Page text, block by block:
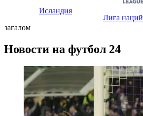
Исландия
Лига наций
загалом
Новости на футбол 24